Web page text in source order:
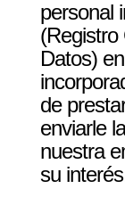
personal
(Registro
Datos)
de
enviarle
nuestra
su